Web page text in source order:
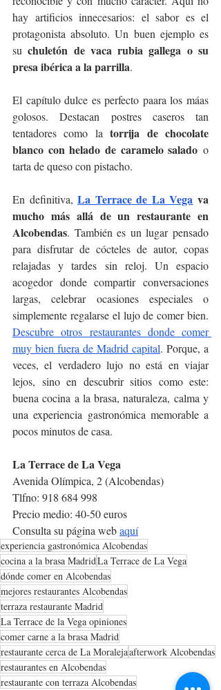
hay artificios innecesarios: el sabor es el
protagonista absoluto. Un buen ejemplo es
su chuletón de vaca rubia gallega o su
presa ibérica a la parrilla.
El capítulo dulce es perfecto paara los máas
golosos. Destacan postres caseros tan
tentadores como la torrija de chocolate
blanco con helado de caramelo salado o
tarta de queso con pistacho.
En definitiva, La Terrace de La Vega va
mucho más allá de un restaurante en
Alcobendas. También es un lugar pensado
para disfrutar de cócteles de autor, copas
relajadas y tardes sin reloj. Un espacio
acogedor donde compartir conversaciones
largas, celebrar ocasiones especiales o
Descubre otros restaurantes donde comer
muy bien fuera de Madrid capital. Porque, a
veces, el verdadero lujo no está en viajar
lejos, sino en descubrir sitios como este:
buena cocina a la brasa, naturaleza, calma y
una experiencia gastronómica memorable a
pocos minutos de casa.
La Terrace de La Vega
Avenida Olímpica, 2 (Alcobendas)
Tlfno: 918 684 998
Precio medio: 40-50 euros
Consulta su página web aquí
experiencia gastronómica Alcobendas
cocina a la brasa MadridLa Terrace de La Vega
dónde comer en Alcobendas
mejores restaurantes Alcobendas
terraza restaurante Madrid
La Terrace de la Vega opiniones
comer carne a la brasa Madrid
restaurante cerca de La Moralejaafterwork Alcobendas
restaurantes en Alcobendas
restaurante con terraza Alcobendas